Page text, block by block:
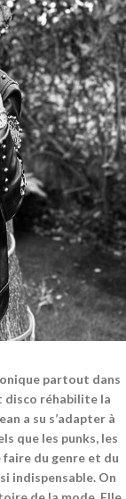
partout dans
disco réhabilite la
a su s’adapter à
que les punks, les
faire du genre et du
indispensable. On